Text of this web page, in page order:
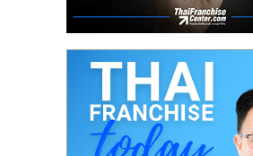
ลงทุน
ขยาย